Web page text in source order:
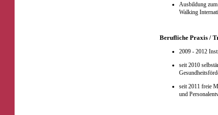
Ausbildung
Walking
Berufliche Praxis /
2009 - 2012
seit 2010
seit 2011 freie
und